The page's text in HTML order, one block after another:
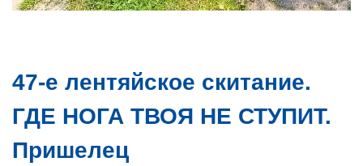
47-е лентяйское скитание.
ГДЕ НОГА ТВОЯ НЕ СТУПИТ.
Пришелец